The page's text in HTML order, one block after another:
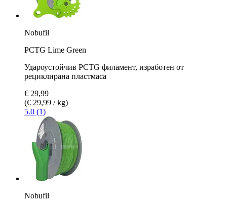
Nobufil
PCTG Lime Green
Удароустойчив PCTG филамент, изработен от
рециклирана пластмаса
€ 29,99
(€ 29,99 / kg)
5.0 (1)
Nobufil